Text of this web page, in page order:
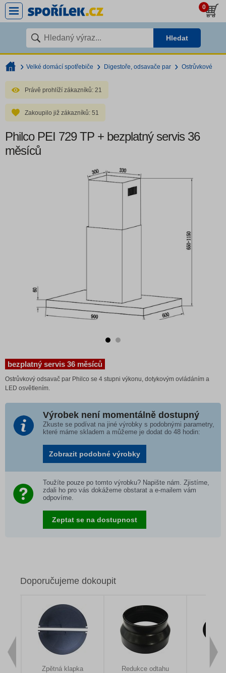
0
Hledat
Velké domácí spotřebiče Digestoře, odsavače par Ostrůvkové
Právě prohlíží zákazníků: 21
Zakoupilo již zákazníků: 51
Philco PEI 729 TP + bezplatný servis 36
měsíců
bezplatný servis 36 měsíců
Ostrůvkový odsavač par Philco se 4 stupni výkonu, dotykovým ovládáním a
LED osvětlením.
Výrobek není momentálně dostupný
Zkuste se podívat na jiné výrobky s podobnými parametry,
které máme skladem a můžeme je dodat do 48 hodin:
Zobrazit podobné výrobky
Toužíte pouze po tomto výrobku? Napište nám. Zjistíme,
zdali ho pro vás dokážeme obstarat a e-mailem vám
odpovíme.
Zeptat se na dostupnost
Doporučujeme dokoupit
Zpětná klapka Redukce odtahu